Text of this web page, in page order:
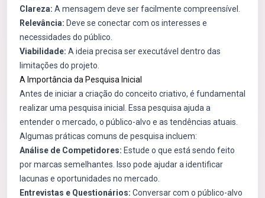
Clareza: A mensagem deve ser facilmente compreensível.
Relevância: Deve se conectar com os interesses e
necessidades do público.
Viabilidade: A ideia precisa ser executável dentro das
limitações do projeto.
A Importância da Pesquisa Inicial
Antes de iniciar a criação do conceito criativo, é fundamental
realizar uma pesquisa inicial. Essa pesquisa ajuda a
entender o mercado, o público-alvo e as tendências atuais.
Algumas práticas comuns de pesquisa incluem:
Análise de Competidores: Estude o que está sendo feito
por marcas semelhantes. Isso pode ajudar a identificar
lacunas e oportunidades no mercado.
Entrevistas e Questionários: Conversar com o público-alvo